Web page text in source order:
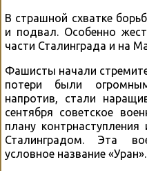
В страшной схватке
и подвал. Особенно
части Сталинграда и на
Фашисты начали
потери были
напротив, стали
сентября советское
плану
Сталинградом. Эта
условное название «Уран».